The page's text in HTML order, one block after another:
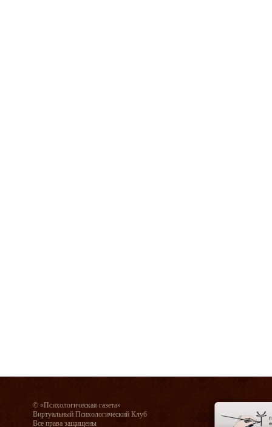
© «Психологическая газета»
Виртуальный Психологический Клуб
Все права защищены